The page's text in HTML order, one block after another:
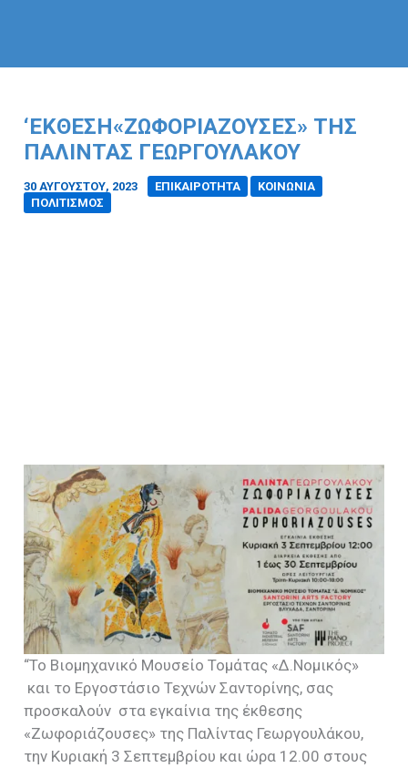
‘EΚΘΕΣΗ«ΖΩΦΟΡΙΆΖΟΥΣΕΣ» ΤΗΣ
ΠΑΛΊΝΤΑΣ ΓΕΩΡΓΟΥΛΆΚΟΥ
30 ΑΥΓΟΎΣΤΟΥ, 2023 ΕΠΙΚΑΙΡΟΤΗΤΑ
ΚΟΙΝΩΝΙΑ
ΠΟΛΙΤΙΣΜΟΣ
“Το Βιομηχανικό Μουσείο Τομάτας «Δ.Νομικός»
και το Εργοστάσιο Τεχνών Σαντορίνης, σας
προσκαλούν στα εγκαίνια της έκθεσης
«Ζωφοριάζουσες» της Παλίντας Γεωργουλάκου,
την Κυριακή 3 Σεπτεμβρίου και ώρα 12.00 στους